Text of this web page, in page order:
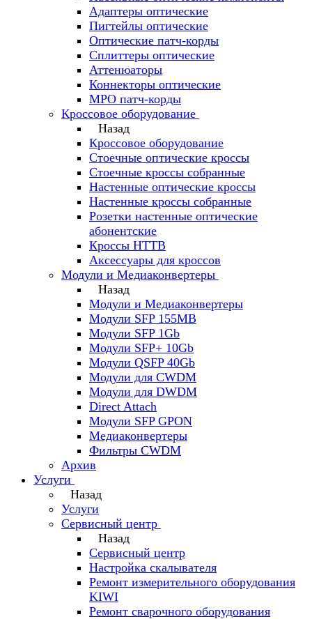
Адаптеры оптические
Пигтейлы оптические
Оптические патч-корды
Сплиттеры оптические
Аттенюаторы
Коннекторы оптические
MPO патч-корды
Кроссовое оборудование
Назад
Кроссовое оборудование
Стоечные оптические кроссы
Стоечные кроссы собранные
Настенные оптические кроссы
Настенные кроссы собранные
Розетки настенные оптические
абонентские
Кроссы HTTB
Аксессуары для кроссов
Модули и Медиаконвертеры
Назад
Модули и Медиаконвертеры
Модули SFP 155MB
Модули SFP 1Gb
Модули SFP+ 10Gb
Модули QSFP 40Gb
Модули для CWDM
Модули для DWDM
Direct Attach
Модули SFP GPON
Медиаконвертеры
Фильтры CWDM
Архив
Услуги
Назад
Услуги
Сервисный центр
Назад
Сервисный центр
Настройка скалывателя
Ремонт измерительного оборудования
KIWI
Ремонт сварочного оборудования